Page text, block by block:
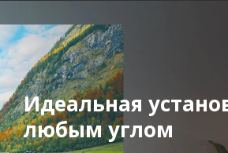
Идеальная
любым углом